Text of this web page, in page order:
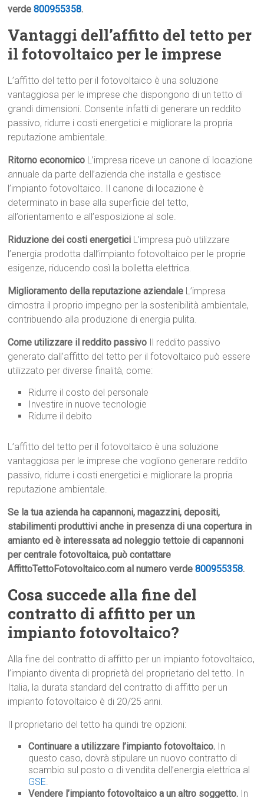
verde800955358.
Vantaggi dell’affitto del tetto per
il fotovoltaico per le imprese
L’affitto del tetto per il fotovoltaico è una soluzione
vantaggiosa per le imprese che dispongono di un tetto di
grandi dimensioni. Consente infatti di generare un reddito
passivo, ridurre i costi energetici e migliorare la propria
reputazione ambientale.
Ritorno economico L’impresa riceve un canone di locazione
annuale da parte dell’azienda che installa e gestisce
l’impianto fotovoltaico. Il canone di locazione è
determinato in base alla superficie del tetto,
all’orientamento e all’esposizione al sole.
Riduzione dei costi energetici L’impresa può utilizzare
l’energia prodotta dall’impianto fotovoltaico per le proprie
esigenze, riducendo così la bolletta elettrica.
Miglioramento della reputazione aziendale L’impresa
dimostra il proprio impegno per la sostenibilità ambientale,
contribuendo alla produzione di energia pulita.
Come utilizzare il reddito passivo Il reddito passivo
generato dall’affitto del tetto per il fotovoltaico può essere
utilizzato per diverse finalità, come:
Ridurre il costo del personale
Investire in nuove tecnologie
Ridurre il debito
L’affitto del tetto per il fotovoltaico è una soluzione
vantaggiosa per le imprese che vogliono generare reddito
passivo, ridurre i costi energetici e migliorare la propria
reputazione ambientale.
Se la tua azienda ha capannoni, magazzini, depositi,
stabilimenti produttivi anche in presenza di una copertura in
amianto ed è interessata ad noleggio tettoie di capannoni
per centrale fotovoltaica, può contattare
AffittoTettoFotovoltaico.com al numero verde800955358.
Cosa succede alla fine del
contratto di affitto per un
impianto fotovoltaico?
Alla fine del contratto di affitto per un impianto fotovoltaico,
l’impianto diventa di proprietà del proprietario del tetto. In
Italia, la durata standard del contratto di affitto per un
impianto fotovoltaico è di 20/25 anni.
Il proprietario del tetto ha quindi tre opzioni:
Continuare a utilizzare l’impianto fotovoltaico. In
questo caso, dovrà stipulare un nuovo contratto di
scambio sul posto o di vendita dell’energia elettrica al
GSE.
Vendere l’impianto fotovoltaico a un altro soggetto. In